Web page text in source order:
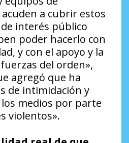
a cubrir estos
interés público
poder hacerlo con
y con el apoyo y la
del orden»,
agregó que ha
de intimidación y
medios por parte
violentos».